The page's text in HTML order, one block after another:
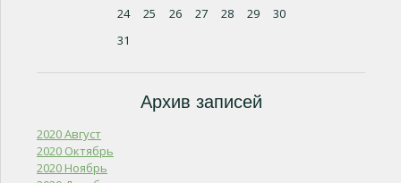
24
25 26 27 28 29
30
31
Архив записей
2020 Август
2020 Октябрь
2020 Ноябрь